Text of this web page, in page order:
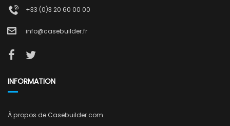
+33 (0)3 20 60 00 00
info@casebuilder.fr
INFORMATION
À propos de Casebuilder.com